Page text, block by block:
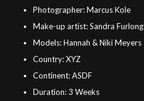
Photographer: Marcus Kole
Make-up artist: Sandra Furlong
Models: Hannah & Niki Meyers
Country: XYZ
Continent: ASDF
Duration: 3 Weeks